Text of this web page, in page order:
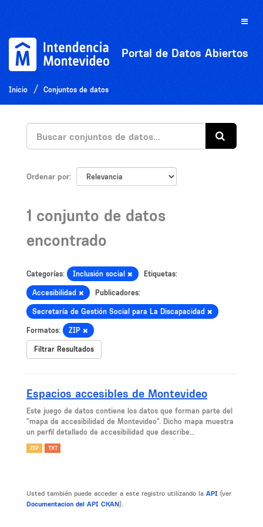
Toggle
Portal de Datos Abiertos
Inicio Conjuntos de datos
Ordenar por
1 conjunto de datos
encontrado
Categorías: Inclusión social Etiquetas:
Accesibilidad Publicadores:
Secretaría de Gestión Social para La Discapacidad
Formatos: ZIP
Filtrar Resultados
Espacios accesibles de Montevideo
Este juego de datos contiene los datos que forman parte del
"mapa de accesibilidad de Montevideo". Dicho mapa muestra
un perfil detallado de accesibilidad que describe...
ZIP TXT
Usted también puede acceder a este registro utilizando la API (ver
Documentacion del API CKAN).